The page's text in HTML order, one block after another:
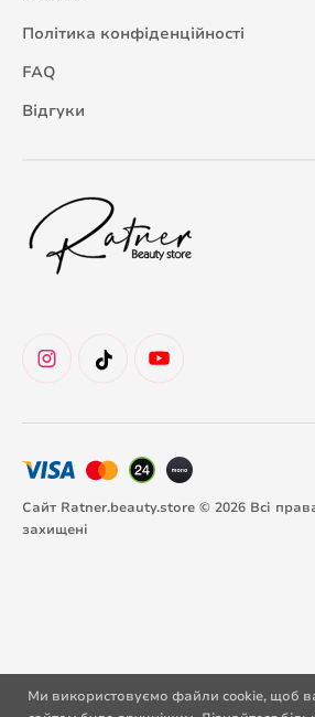
Політика конфіденційності
FAQ
Відгуки
Сайт Ratner.beauty.store © 2026 Всі
захищені
Ми використовуємо файли cookie, щоб